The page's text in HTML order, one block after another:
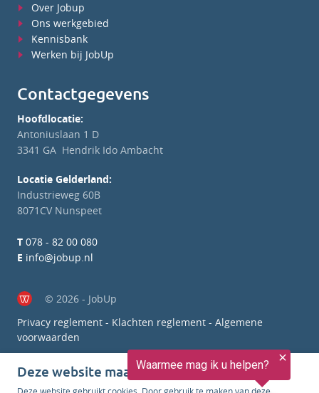
Over Jobup
Ons werkgebied
Kennisbank
Werken bij JobUp
Contactgegevens
Hoofdlocatie:
Antoniuslaan 1 D
3341 GA Hendrik Ido Ambacht
Locatie Gelderland:
Industrieweg 60B
8071CV Nunspeet
T 078 - 82 00 080
E info@jobup.nl
© 2026 - JobUp
Privacy reglement - Klachten reglement - Algemene
voorwaarden
Deze website maakt gebruik van cookies